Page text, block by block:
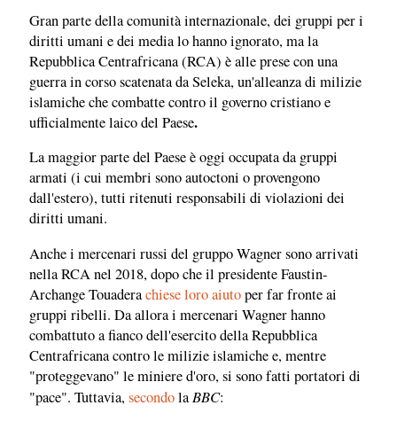
Gran parte della comunità internazionale, dei gruppi per i
diritti umani e dei media lo hanno ignorato, ma la
Repubblica Centrafricana (RCA) è alle prese con una
guerra in corso scatenata da Seleka, un'alleanza di milizie
islamiche che combatte contro il governo cristiano e
ufficialmente laico del Paese.
La maggior parte del Paese è oggi occupata da gruppi
armati (i cui membri sono autoctoni o provengono
dall'estero), tutti ritenuti responsabili di violazioni dei
diritti umani.
Anche i mercenari russi del gruppo Wagner sono arrivati ​​
nella RCA nel 2018, dopo che il presidente Faustin-
Archange Touaderachiese loro aiutoper far fronte ai
gruppi ribelli. Da allora i mercenari Wagner hanno
combattuto a fianco dell'esercito della Repubblica
Centrafricana contro le milizie islamiche e, mentre
"proteggevano" le miniere d'oro, si sono fatti portatori di
"pace". Tuttavia,secondola BBC: